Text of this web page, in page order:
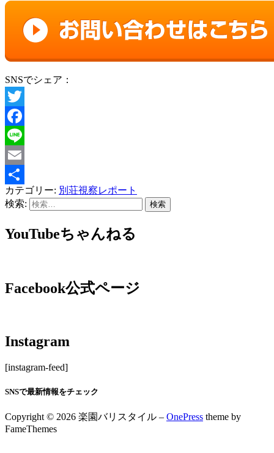
SNSでシェア：
Twitter
Facebook
Line
Email
共
カテゴリー: 別荘視察レポート
検索:
YouTubeちゃんねる
Facebook公式ページ
Instagram
[instagram-feed]
SNSで最新情報をチェック
Copyright © 2026 楽園バリスタイル – OnePress theme by
FameThemes